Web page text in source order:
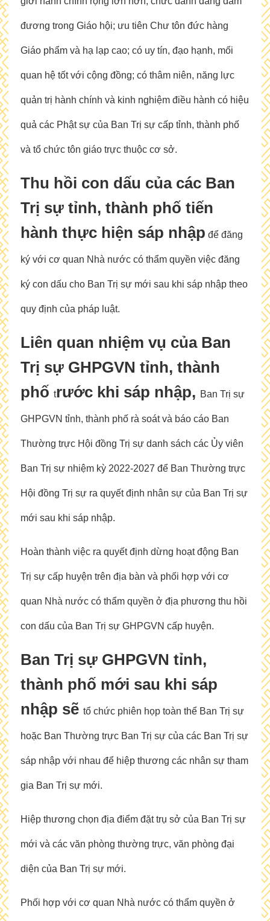
đương trong Giáo hội; ưu tiên Chư tôn đức hàng
Giáo phẩm và hạ lạp cao; có uy tín, đạo hạnh, mối
quan hệ tốt với cộng đồng; có thâm niên, năng lực
quản trị hành chính và kinh nghiệm điều hành có hiệu
quả các Phật sự của Ban Trị sự cấp tỉnh, thành phố
và tổ chức tôn giáo trực thuộc cơ sở.
Thu hồi con dấu của các Ban
Trị sự tỉnh, thành phố tiến
hành thực hiện sáp nhập để đăng
ký với cơ quan Nhà nước có thẩm quyền việc đăng
ký con dấu cho Ban Trị sự mới sau khi sáp nhập theo
quy định của pháp luật.
Liên quan nhiệm vụ của Ban
Trị sự GHPGVN tỉnh, thành
phố trước khi sáp nhập, Ban Trị sự
GHPGVN tỉnh, thành phố rà soát và báo cáo Ban
Thường trực Hội đồng Trị sự danh sách các Ủy viên
Ban Trị sự nhiệm kỳ 2022-2027 để Ban Thường trực
Hội đồng Trị sự ra quyết định nhân sự của Ban Trị sự
mới sau khi sáp nhập.
Hoàn thành việc ra quyết định dừng hoạt động Ban
Trị sự cấp huyện trên địa bàn và phối hợp với cơ
quan Nhà nước có thẩm quyền ở địa phương thu hồi
con dấu của Ban Trị sự GHPGVN cấp huyện.
Ban Trị sự GHPGVN tỉnh,
thành phố mới sau khi sáp
nhập sẽ tổ chức phiên họp toàn thể Ban Trị sự
hoặc Ban Thường trực Ban Trị sự của các Ban Trị sự
sáp nhập với nhau để hiệp thương các nhân sự tham
gia Ban Trị sự mới.
Hiệp thương chọn địa điểm đặt trụ sở của Ban Trị sự
mới và các văn phòng thường trực, văn phòng đại
diện của Ban Trị sự mới.
Phối hợp với cơ quan Nhà nước có thẩm quyền ở